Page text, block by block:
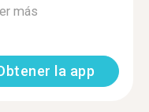
más
la app